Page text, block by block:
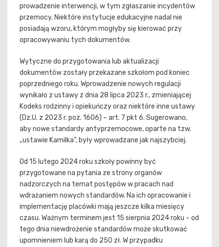
prowadzenie interwencji, w tym zgłaszanie incydentów
przemocy. Niektóre instytucje edukacyjne nadal nie
posiadają wzoru, którym mogłyby się kierować przy
opracowywaniu tych dokumentów.
Wytyczne do przygotowania lub aktualizacji
dokumentów zostały przekazane szkołom pod koniec
poprzedniego roku. Wprowadzenie nowych regulacji
wynikało z ustawy z dnia 28 lipca 2023 r., zmieniającej
Kodeks rodzinny i opiekuńczy oraz niektóre inne ustawy
(Dz.U. z 2023 r. poz. 1606) – art. 7 pkt 6. Sugerowano,
aby nowe standardy antyprzemocowe, oparte na tzw.
„ustawie Kamilka”, były wprowadzane jak najszybciej.
Od 15 lutego 2024 roku szkoły powinny być
przygotowane na pytania ze strony organów
nadzorczych na temat postępów w pracach nad
wdrażaniem nowych standardów. Na ich opracowanie i
implementację placówki mają jeszcze kilka miesięcy
czasu. Ważnym terminem jest 15 sierpnia 2024 roku – od
tego dnia niewdrożenie standardów może skutkować
upomnieniem lub karą do 250 zł. W przypadku